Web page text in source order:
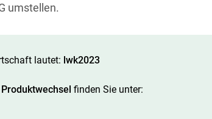
umstellen.
lautet: lwk2023
Produktwechsel finden Sie unter: